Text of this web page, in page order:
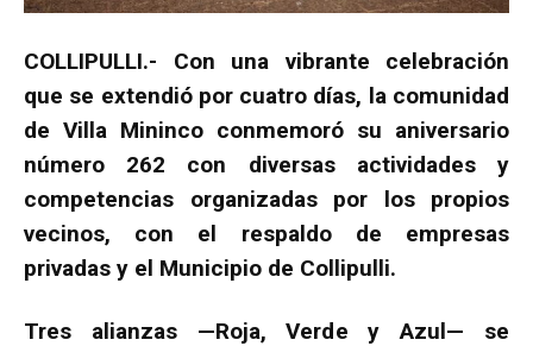
COLLIPULLI.- Con una vibrante celebración
que se extendió por cuatro días, la comunidad
de Villa Mininco conmemoró su aniversario
número 262 con diversas actividades y
competencias organizadas por los propios
vecinos, con el respaldo de empresas
privadas y el Municipio de Collipulli.
Tres alianzas —Roja, Verde y Azul— se